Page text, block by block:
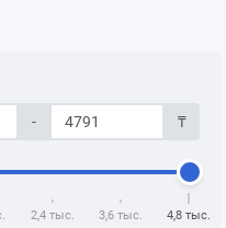
- ₸
2,4 тыс. 3,6 тыс. 4,8 тыс.